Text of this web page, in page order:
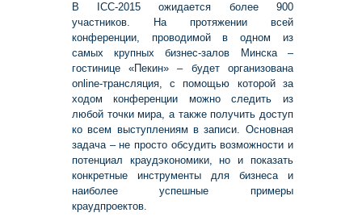
В ICC-2015 ожидается более 900
участников. На протяжении всей
конференции, проводимой в одном из
самых крупных бизнес-залов Минска –
гостинице «Пекин» – будет организована
online-трансляция, с помощью которой за
ходом конференции можно следить из
любой точки мира, а также получить доступ
ко всем выступлениям в записи. Основная
задача – не просто обсудить возможности и
потенциал краудэкономики, но и показать
конкретные инструменты для бизнеса и
наиболее успешные примеры
краудпроектов.